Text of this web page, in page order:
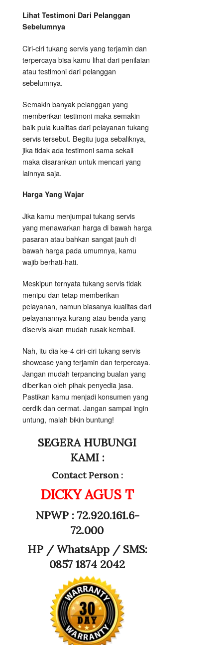
Lihat Testimoni Dari Pelanggan
Sebelumnya
Ciri-ciri tukang servis yang terjamin dan
terpercaya bisa kamu lihat dari penilaian
atau testimoni dari pelanggan
sebelumnya.
Semakin banyak pelanggan yang
memberikan testimoni maka semakin
baik pula kualitas dari pelayanan tukang
servis tersebut. Begitu juga sebaliknya,
jika tidak ada testimoni sama sekali
maka disarankan untuk mencari yang
lainnya saja.
Harga Yang Wajar
Jika kamu menjumpai tukang servis
yang menawarkan harga di bawah harga
pasaran atau bahkan sangat jauh di
bawah harga pada umumnya, kamu
wajib berhati-hati.
Meskipun ternyata tukang servis tidak
menipu dan tetap memberikan
pelayanan, namun biasanya kualitas dari
pelayanannya kurang atau benda yang
diservis akan mudah rusak kembali.
Nah, itu dia ke-4 ciri-ciri tukang servis
showcase yang terjamin dan terpercaya.
Jangan mudah terpancing bualan yang
diberikan oleh pihak penyedia jasa.
Pastikan kamu menjadi konsumen yang
cerdik dan cermat. Jangan sampai ingin
untung, malah bikin buntung!
SEGERA HUBUNGI
KAMI :
Contact Person :
DICKY AGUS T
NPWP : 72.920.161.6-
72.000
HP /WhatsApp / SMS:
0857 1874 2042